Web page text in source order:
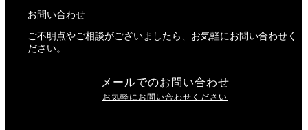
お問い合わせ
ご不明点やご相談がございましたら、お気軽にお問い合わせく
ださい。
メールでのお問い合わせ
お気軽にお問い合わせください